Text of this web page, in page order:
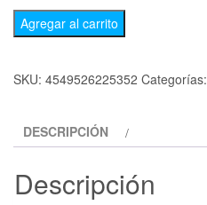
Agregar al carrito
SKU: 4549526225352 Categorías:
DESCRIPCIÓN
Descripción